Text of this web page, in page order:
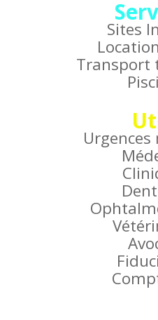
Sites
Transport
Urgences